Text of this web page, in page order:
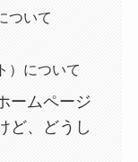
ついて
）について
ームページ
ど、どうし